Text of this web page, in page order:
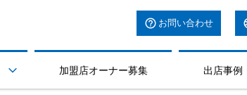
お問い合わせ
 加盟店オーナー募集 出店事例